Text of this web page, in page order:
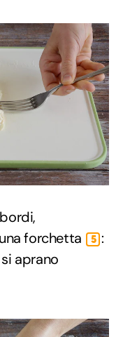
forchetta
5 :
aprano